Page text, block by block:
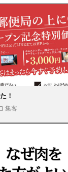
！
集客